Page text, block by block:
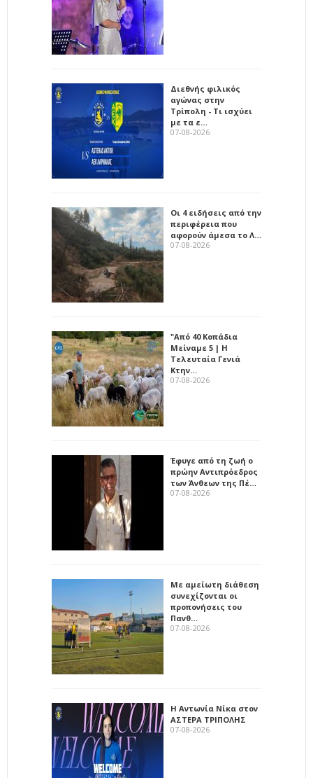
Διεθνής φιλικός
αγώνας στην
Τρίπολη - Τι ισχύει
με τα ε…
07-08-2026
Οι 4 ειδήσεις από την
περιφέρεια που
αφορούν άμεσα το Λ…
07-08-2026
"Από 40 Κοπάδια
Μείναμε 5 | Η
Τελευταία Γενιά
Κτην…
07-08-2026
Έφυγε από τη ζωή ο
πρώην Αντιπρόεδρος
των Άνθεων της Πέ…
07-08-2026
Με αμείωτη διάθεση
συνεχίζονται οι
προπονήσεις του
Πανθ…
07-08-2026
Η Αντωνία Νίκα στον
ΑΣΤΕΡΑ ΤΡΙΠΟΛΗΣ
07-08-2026